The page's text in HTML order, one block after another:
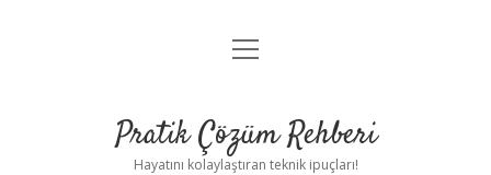
Anasayfa
Yasal Uyarı
menüyü
Pratik Çözüm Rehberi
Hayatını kolaylaştıran teknik ipuçları!